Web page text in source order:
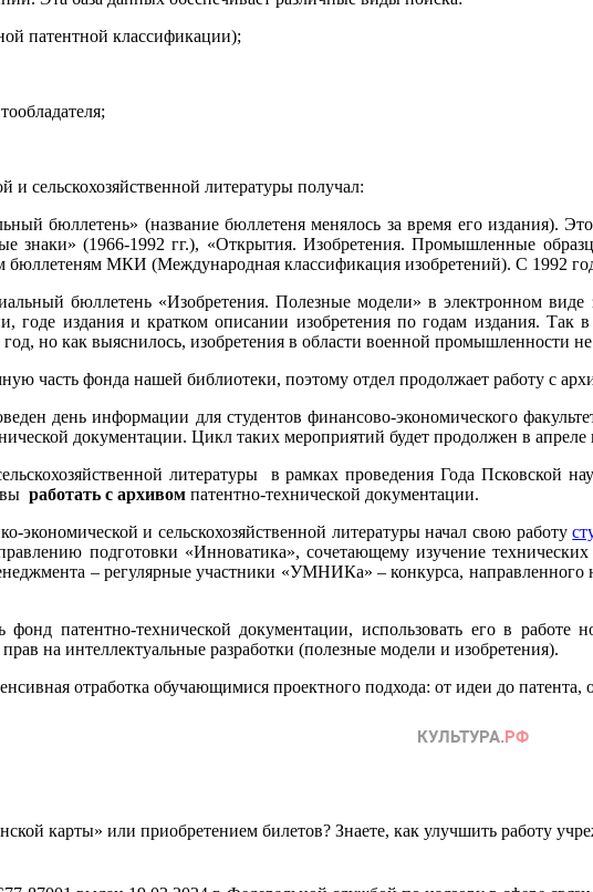
патентной классификации);
и сельскохозяйственной литературы получал:
бюллетень» (название бюллетеня менялось за время его издания).
знаки» (1966-1992 гг.), «Открытия. Изобретения. Промышленные
МКИ (Международная классификация изобретений). С 1992
бюллетень «Изобретения. Полезные модели» в электронном
годе издания и кратком описании изобретения по годам издания. Так
но как выяснилось, изобретения в области военной промышленности
часть фонда нашей библиотеки, поэтому отдел продолжает работу с
день информации для студентов финансово-экономического
документации. Цикл таких мероприятий будет продолжен в апреле
литературы в рамках проведения Года Псковской
работать с архивом патентно-технической документации.
экономической и сельскохозяйственной литературы начал свою работу
подготовки «Инноватика», сочетающему изучение
– регулярные участники «УМНИКа» – конкурса,
патентно-технической документации, использовать его в работе
на интеллектуальные разработки (полезные модели и изобретения).
отработка обучающимися проектного подхода: от идеи до патента,
карты» или приобретением билетов? Знаете, как улучшить работу